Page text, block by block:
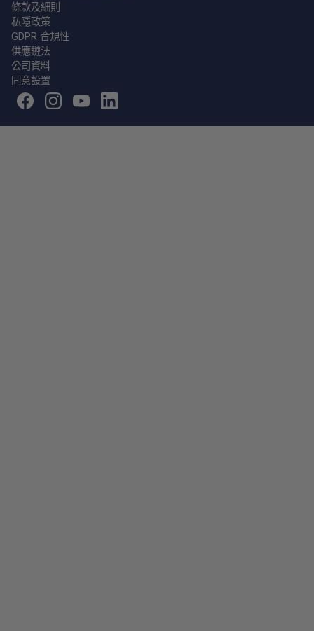
條款及細則
私隱政策
GDPR 合規性
供應鏈法
公司資料
同意設置